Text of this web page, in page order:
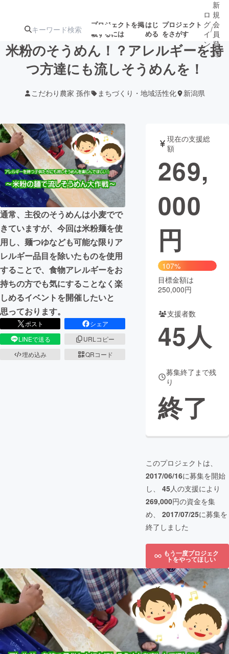
プロジェクトを掲
載するには
はじ
める
プロジェクト
をさがす
ジェクト
注目のリ
ターン
注目の新着プロ
ジェクト
募集終了が近いプ
ロジェクト
もうすぐ公開
されます
アート・写真 音楽
テクノロジー・ガジェット ゲーム・サ
映像・映画
ビジネス・起業
まちづくり・地域活性化
CAMPFIRE for Social Good
CAMPFIRE Creation
CAMPFIREふるさと納税
コミュニティ
ロ
グ
イ
ン
/
新
規
会
員
登
録
米粉のそうめん！？アレルギーを持
つ方達にも流しそうめんを！
こだわり農家 孫作 まちづくり・地域活性化 新潟県
通常、主役のそうめんは小麦でで
きていますが、今回は米粉麺を使
用し、麺つゆなども可能な限りア
レルギー品目を除いたものを使用
することで、食物アレルギーをお
持ちの方でも気にすることなく楽
しめるイベントを開催したいと
思っております。
ポスト
シェア
LINEで送る
URLコピー
埋め込み
QRコード
現在の支援総
額
269,
000
円
107%
目標金額は
250,000円
支援者数
45人
募集終了まで残
り
終了
このプロジェクトは、
2017/06/16に募集を開始
し、 45人の支援により
269,000円の資金を集
め、 2017/07/25に募集を
終了しました
もう一度プロジェク
トをやってほしい